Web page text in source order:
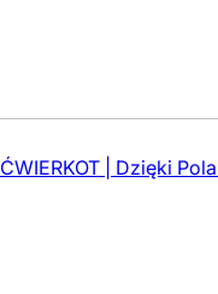
ĆWIERKOT | Dzięki